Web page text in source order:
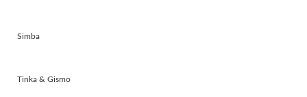
Simba
Tinka & Gismo